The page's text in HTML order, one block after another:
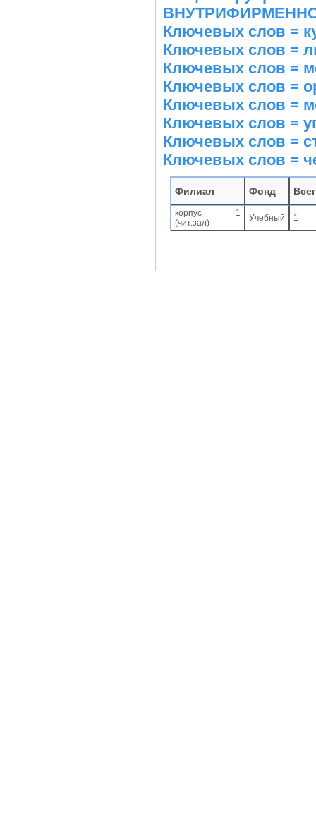
Ключевых слов =
Ключевых слов =
Ключевых слов =
Ключевых слов =
Ключевых слов =
Ключевых слов =
Ключевых слов =
Ключевых слов =
Филиал Фонд
корпус 1
(чит.зал)
Учебный 1